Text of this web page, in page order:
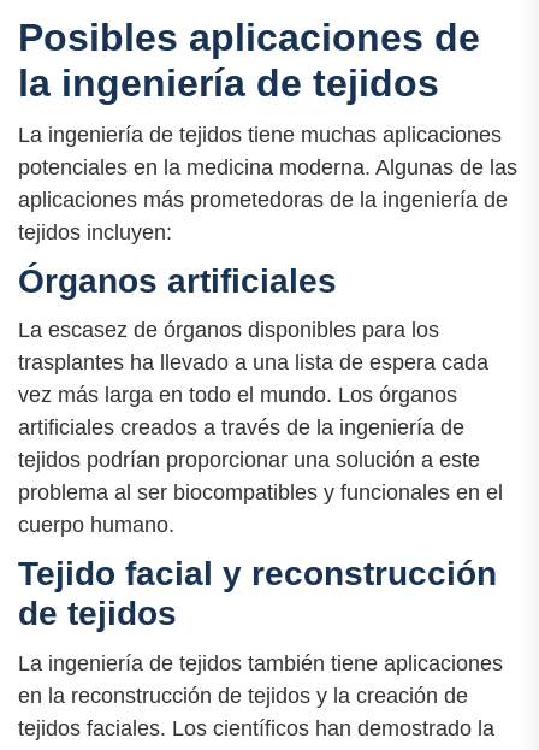
Posibles aplicaciones de
la ingeniería de tejidos
La ingeniería de tejidos tiene muchas aplicaciones
potenciales en la medicina moderna. Algunas de las
aplicaciones más prometedoras de la ingeniería de
tejidos incluyen:
Órganos artificiales
La escasez de órganos disponibles para los
trasplantes ha llevado a una lista de espera cada
vez más larga en todo el mundo. Los órganos
artificiales creados a través de la ingeniería de
tejidos podrían proporcionar una solución a este
problema al ser biocompatibles y funcionales en el
cuerpo humano.
Tejido facial y reconstrucción
de tejidos
La ingeniería de tejidos también tiene aplicaciones
en la reconstrucción de tejidos y la creación de
tejidos faciales. Los científicos han demostrado la